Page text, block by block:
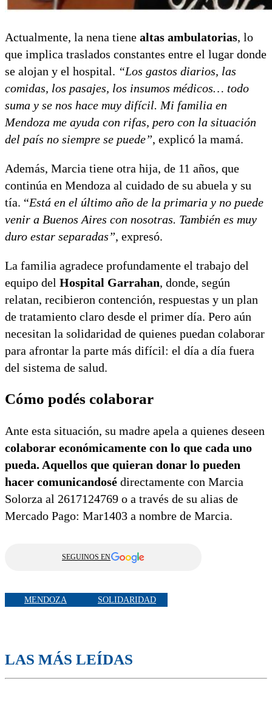
Actualmente, la nena tiene altas ambulatorias, lo
que implica traslados constantes entre el lugar donde
se alojan y el hospital. “Los gastos diarios, las
comidas, los pasajes, los insumos médicos… todo
suma y se nos hace muy difícil. Mi familia en
Mendoza me ayuda con rifas, pero con la situación
del país no siempre se puede”, explicó la mamá.
Además, Marcia tiene otra hija, de 11 años, que
continúa en Mendoza al cuidado de su abuela y su
tía. “Está en el último año de la primaria y no puede
venir a Buenos Aires con nosotras. También es muy
duro estar separadas”, expresó.
La familia agradece profundamente el trabajo del
equipo del Hospital Garrahan, donde, según
relatan, recibieron contención, respuestas y un plan
de tratamiento claro desde el primer día. Pero aún
necesitan la solidaridad de quienes puedan colaborar
para afrontar la parte más difícil: el día a día fuera
del sistema de salud.
Cómo podés colaborar
Ante esta situación, su madre apela a quienes deseen
colaborar económicamente con lo que cada uno
pueda. Aquellos que quieran donar lo pueden
hacer comunicandosé directamente con Marcia
Solorza al 2617124769 o a través de su alias de
Mercado Pago: Mar1403 a nombre de Marcia.
SEGUINOS EN
MENDOZA SOLIDARIDAD
LAS MÁS LEÍDAS